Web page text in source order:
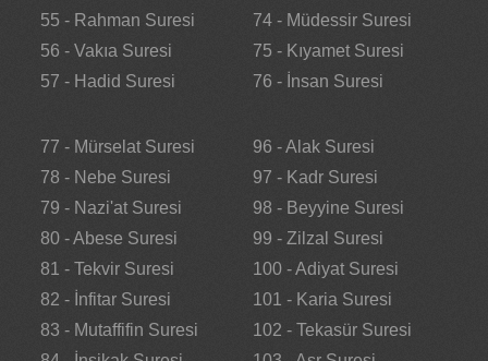
55 - Rahman Suresi
56 - Vakıa Suresi
57 - Hadid Suresi
74 - Müdessir Suresi
75 - Kıyamet Suresi
76 - İnsan Suresi
77 - Mürselat Suresi
78 - Nebe Suresi
79 - Nazi'at Suresi
80 - Abese Suresi
81 - Tekvir Suresi
82 - İnfitar Suresi
83 - Mutaffifin Suresi
96 - Alak Suresi
97 - Kadr Suresi
98 - Beyyine Suresi
99 - Zilzal Suresi
100 - Adiyat Suresi
101 - Karia Suresi
102 - Tekasür Suresi